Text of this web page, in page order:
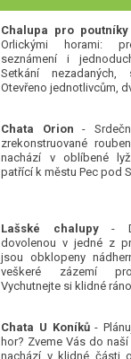
Chalupa pro poutníky
Orlickými horami:
seznámení i
Setkání
Otevřeno jednotlivcům,
Chata Orion -
zrekonstruované
nachází v oblíbené
patřící k městu Pec pod
Lašské chalupy-
dovolenou v jedné z
jsou obklopeny
veškeré zázemí
Vychutnejte si klidné
Chata U Koníků-
hor? Zveme Vás do
nachází v klidné části